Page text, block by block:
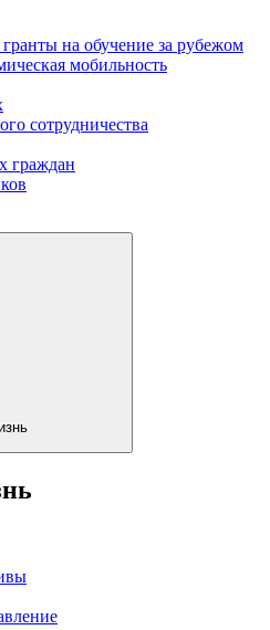
на обучение за рубежом
мобильность
сотрудничества
граждан